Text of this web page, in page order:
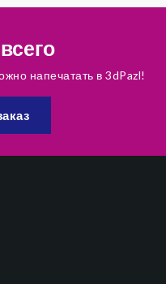
напечатать в 3dPazl!